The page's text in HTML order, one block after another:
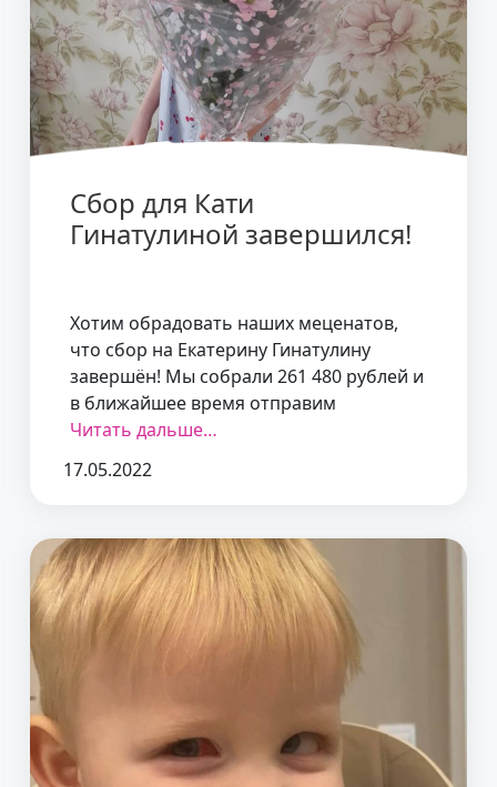
Сбор для Кати
Гинатулиной завершился!
Хотим обрадовать наших меценатов,
что сбор на Екатерину Гинатулину
завершён! Мы собрали 261 480 рублей и
в ближайшее время отправим
Читать дальше…
17.05.2022